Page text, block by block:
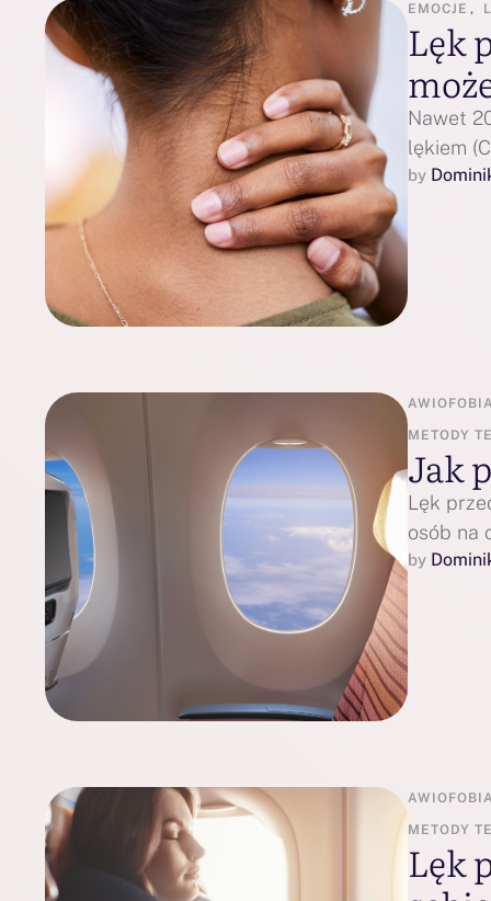
EMOCJE ,
Lęk
Nawet
lękiem
by
AWIOFOBIA
METODY
Jak
Lęk
osób na
by
AWIOFOBIA
METODY
Lęk